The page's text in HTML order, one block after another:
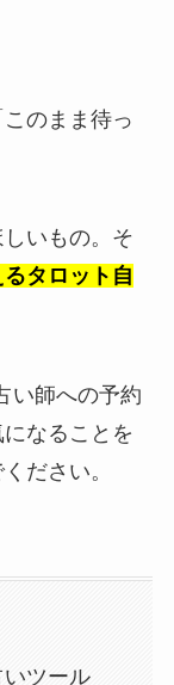
のまま待っ
いもの。そ
タロット自
い師への予約
なることを
ださい。
ツール